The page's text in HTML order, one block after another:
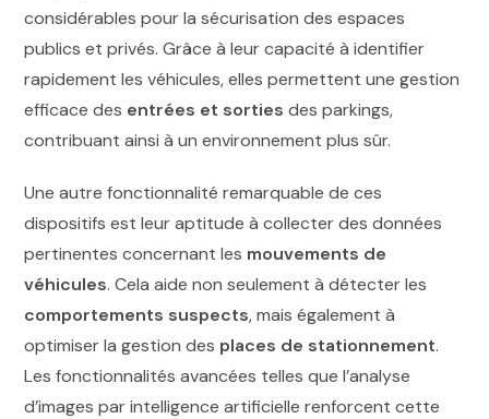
considérables pour la sécurisation des espaces
publics et privés. Grâce à leur capacité à identifier
rapidement les véhicules, elles permettent une gestion
efficace des entrées et sorties des parkings,
contribuant ainsi à un environnement plus sûr.
Une autre fonctionnalité remarquable de ces
dispositifs est leur aptitude à collecter des données
pertinentes concernant les mouvements de
véhicules. Cela aide non seulement à détecter les
comportements suspects, mais également à
optimiser la gestion des places de stationnement.
Les fonctionnalités avancées telles que l’analyse
d’images par intelligence artificielle renforcent cette